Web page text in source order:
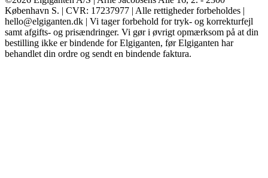
København S. | CVR: 17237977 | Alle rettigheder forbeholdes |
hello@elgiganten.dk | Vi tager forbehold for tryk- og korrekturfejl
samt afgifts- og prisændringer. Vi gør i øvrigt opmærksom på at din
bestilling ikke er bindende for Elgiganten, før Elgiganten har
behandlet din ordre og sendt en bindende faktura.